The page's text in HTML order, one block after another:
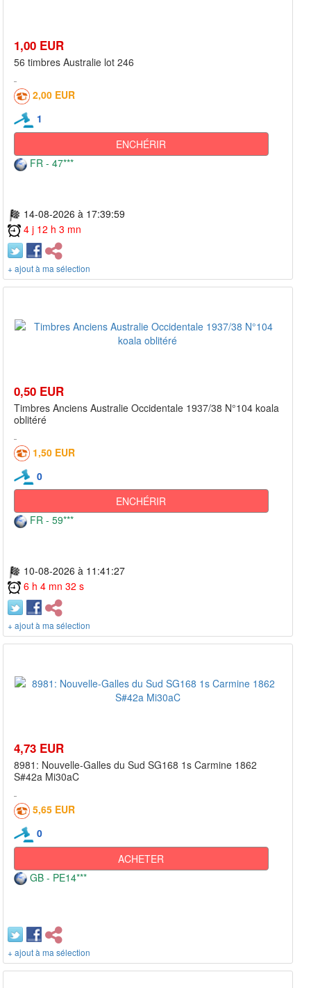
1,00 EUR
56 timbres Australie lot 246
2,00 EUR
1
ENCHÉRIR
FR - 47***
14-08-2026 à 17:39:59
4 j 12 h 3 mn
+ ajout à ma sélection
0,50 EUR
Timbres Anciens Australie Occidentale 1937/38 N°104 koala
oblitéré
1,50 EUR
0
ENCHÉRIR
FR - 59***
10-08-2026 à 11:41:27
6 h 4 mn 32 s
+ ajout à ma sélection
4,73 EUR
8981: Nouvelle-Galles du Sud SG168 1s Carmine 1862
S#42a Mi30aC
5,65 EUR
0
ACHETER
GB - PE14***
+ ajout à ma sélection